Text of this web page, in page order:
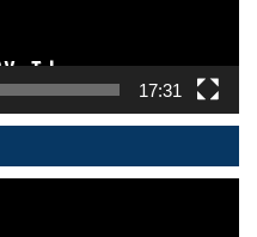
17:31